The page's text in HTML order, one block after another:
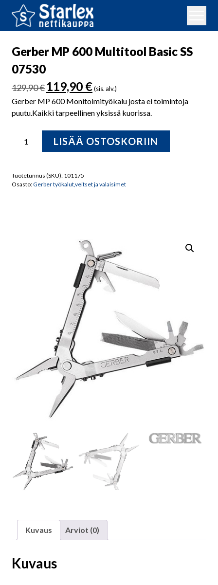
Gerber MP 600 Multitool Basic SS
07530
129,90€ Alkuperäinen
hinta
oli:
129,90 €.
119,90 €Nykyinen
hinta
on:
119,90 €.
(sis. alv.)
Gerber MP 600 Monitoimityökalu josta ei toimintoja
puutu.Kaikki tarpeellinen yksissä kuorissa.
Basic
LISÄÄ OSTOSKORIIN
Tuotetunnus (SKU): 101175
Osasto:Gerber työkalut,veitset ja valaisimet
Kuvaus Arviot (0)
Kuvaus